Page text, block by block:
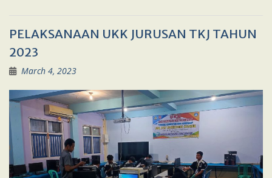
PELAKSANAAN UKK JURUSAN TKJ TAHUN
2023
March 4, 2023